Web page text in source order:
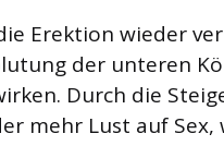
Erektion wieder
der unteren
Durch die
mehr Lust auf Sex,